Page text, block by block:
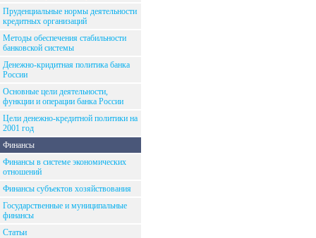
Пруденциальные нормы деятельности
кредитных организаций
Методы обеспечения стабильности
банковской системы
Денежно-кридитная политика банка
России
Основные цели деятельности,
функции и операции банка России
Цели денежно-кредитной политики на
2001 год
Финансы
Финансы в системе экономических
отношений
Финансы субъектов хозяйствования
Государственные и муниципальные
финансы
Статьи